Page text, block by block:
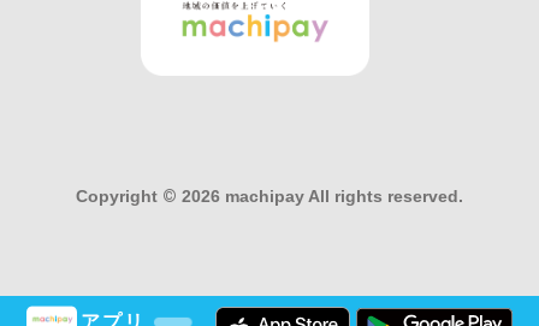
アプリ
Copyright © 2026 machipay All rights reserved.